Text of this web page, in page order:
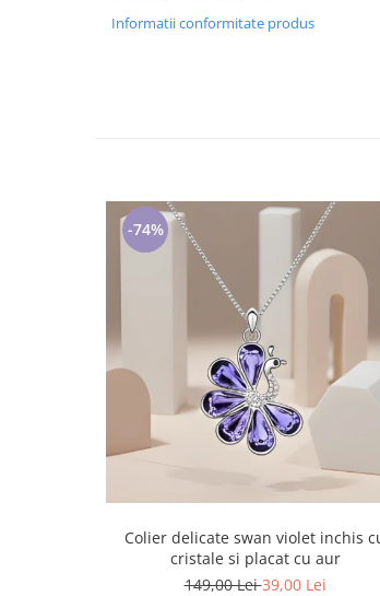
Informatii conformitate produs
-74%
Colier delicate swan violet inchis
cristale si placat cu aur
149,00 Lei39,00 Lei